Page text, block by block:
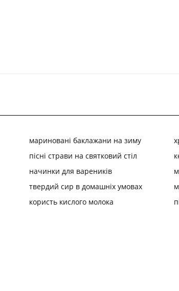
мариновані баклажани на зиму
пісні страви на святковий стіл
начинки для вареників
твердий сир в домашніх умовах
користь кислого молока